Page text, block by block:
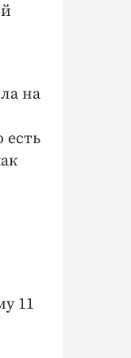
на
есть
11